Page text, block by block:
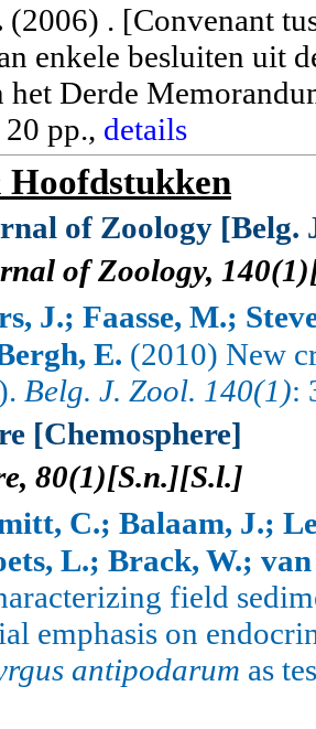
(2006) . [Convenant
enkele besluiten uit
het Derde
pp., details
of Zoology [Belg.
of Zoology, 140(1
J.; Faasse, M.;
E. (2010) New
Belg. J. Zool. 140(1):
[Chemosphere]
80(1)[S.n.][S.l.]
C.; Balaam, J.;
, L.; Brack, W.;
field
emphasis on
antipodarum as